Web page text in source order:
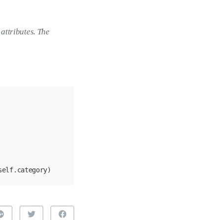
The